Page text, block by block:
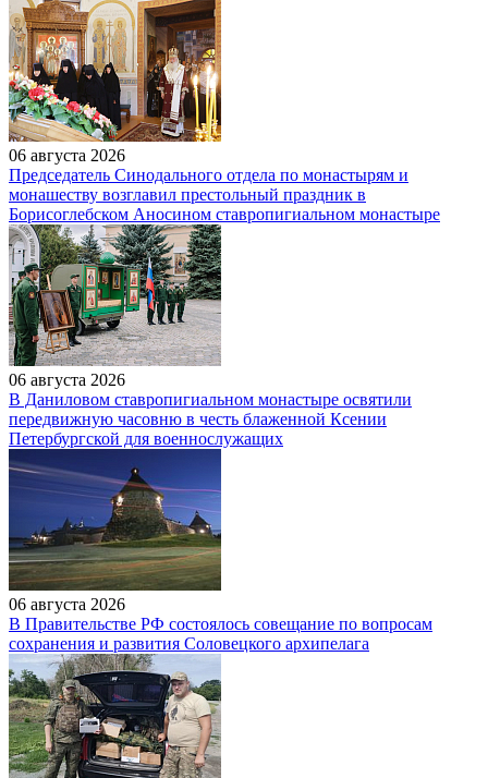
06 августа 2026
Председатель Синодального отдела по монастырям и
монашеству возглавил престольный праздник в
Борисоглебском Аносином ставропигиальном монастыре
06 августа 2026
В Даниловом ставропигиальном монастыре освятили
передвижную часовню в честь блаженной Ксении
Петербургской для военнослужащих
06 августа 2026
В Правительстве РФ состоялось совещание по вопросам
сохранения и развития Соловецкого архипелага